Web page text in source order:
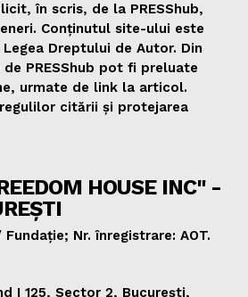
în scris, de la PRESShub,
Conținutul site-ului este
Dreptului de Autor. Din
PRESShub pot fi preluate
urmate de link la articol.
citării și protejarea
HOUSE INC" -
Fundație; Nr. înregistrare: AOT.
I 125, Sector 2, București,